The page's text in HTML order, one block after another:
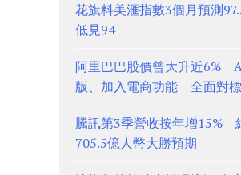
花旗料美滙指數3個月預測
低見94
阿里巴巴股價曾大升近6%
版、加入電商功能 全面對
騰訊第3季營收按年增15%
705.5億人幣大勝預期